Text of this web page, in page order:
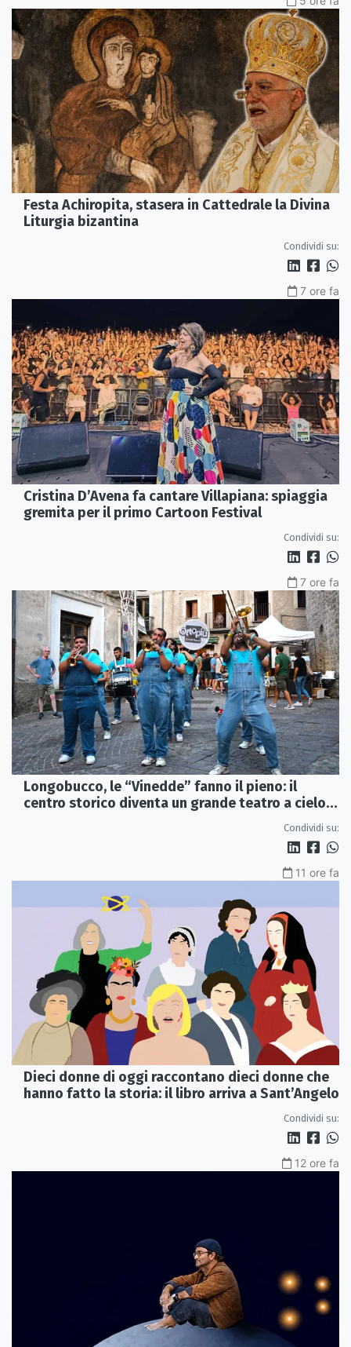
Festa Achiropita, stasera in Cattedrale la Divina
Liturgia bizantina
Condividi su:
7 ore fa
Cristina D’Avena fa cantare Villapiana: spiaggia
gremita per il primo Cartoon Festival
Condividi su:
7 ore fa
Longobucco, le “Vinedde” fanno il pieno: il
centro storico diventa un grande teatro a cielo
Condividi su:
11 ore fa
Dieci donne di oggi raccontano dieci donne che
hanno fatto la storia: il libro arriva a Sant’Angelo
Condividi su:
12 ore fa